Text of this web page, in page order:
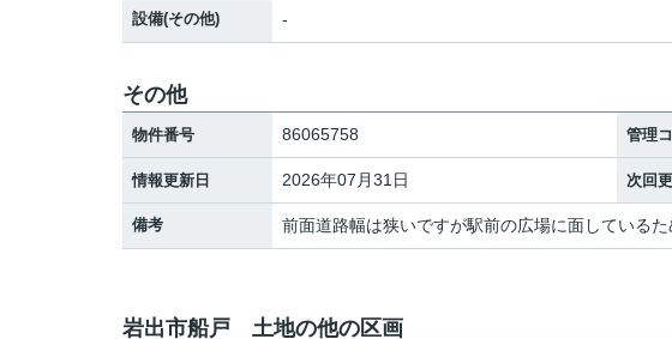
設備(その他) -
その他
物件番号 86065758 管理
情報更新日 2026年07月31日 次回
備考 前面道路幅は狭いですが駅前の広場に面している
岩出市船戸 土地の他の区画